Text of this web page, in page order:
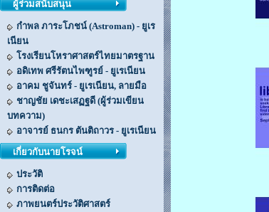
ผู้ร่วมสนับสนุน
กำพล ภาระโภชน์ (Astroman) - ยูเร
เนียน
โรงเรียนโหราศาสตร์ไทยมาตรฐาน
อดิเทพ ศรีรัตนไพฑูรย์ - ยูเรเนียน
อาคม ชูจันทร์ - ยูเรเนียน, ลายมือ
ชาญชัย เดชะเสฏฐดี (ผู้ร่วมเขียน
บทความ)
อาจารย์ ธนกร ตันติถาวร - ยูเรเนียน
เกี่ยวกับนายโรจน์
ประวัติ
การติดต่อ
ภาพยนตร์ประวัติศาสตร์